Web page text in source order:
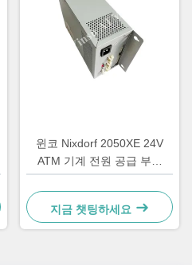
윈코 Nixdorf 2050XE 24V
ATM 기계 전원 공급 부품
01750069162 1750069162
지금 챗팅하세요